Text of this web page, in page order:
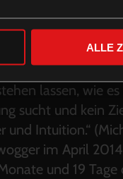
ALLE
lassen, wie
sucht und kein
Intuition.“
im April
und 19